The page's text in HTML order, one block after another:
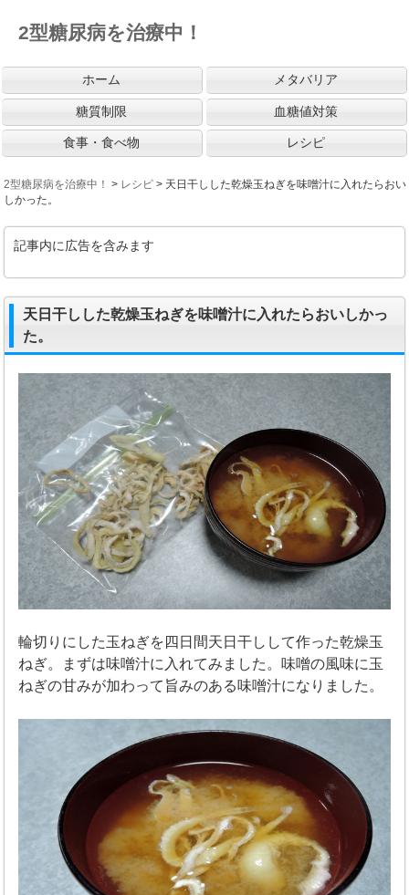
2型糖尿病を治療中！
ホーム メタバリア
糖質制限 血糖値対策
食事・食べ物 レシピ
2型糖尿病を治療中！ > レシピ > 天日干しした乾燥玉ねぎを味噌汁に入れたらおい
しかった。
記事内に広告を含みます
天日干しした乾燥玉ねぎを味噌汁に入れたらおいしかっ
た。
輪切りにした玉ねぎを四日間天日干しして作った乾燥玉
ねぎ。まずは味噌汁に入れてみました。味噌の風味に玉
ねぎの甘みが加わって旨みのある味噌汁になりました。